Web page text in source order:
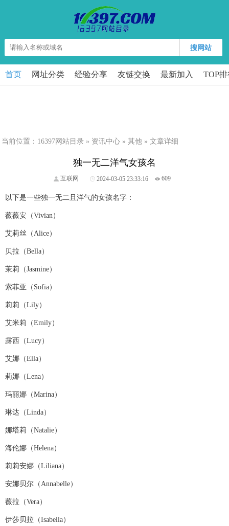
搜网站
首页 网址分类 经验分享 友链交换 最新加入 TOP
当前位置： 16397网站目录 » 资讯中心 » 其他 » 文章详细
独一无二洋气女孩名
互联网 2024-03-05 23:33:16 609
以下是一些独一无二且洋气的女孩名字：
薇薇安（Vivian）
艾莉丝（Alice）
贝拉（Bella）
茉莉（Jasmine）
索菲亚（Sofia）
莉莉（Lily）
艾米莉（Emily）
露西（Lucy）
艾娜（Ella）
莉娜（Lena）
玛丽娜（Marina）
琳达（Linda）
娜塔莉（Natalie）
海伦娜（Helena）
莉莉安娜（Liliana）
安娜贝尔（Annabelle）
薇拉（Vera）
伊莎贝拉（Isabella）